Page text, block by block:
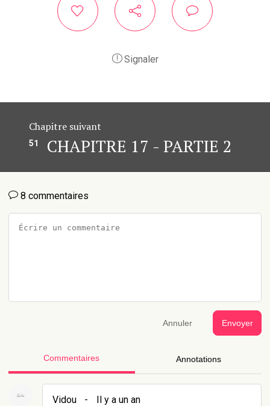
Signaler
Chapitre suivant
51 CHAPITRE 17 - PARTIE 2
8 commentaires
Annuler Envoyer
Commentaires Annotations
Vidou -
Il y a un an